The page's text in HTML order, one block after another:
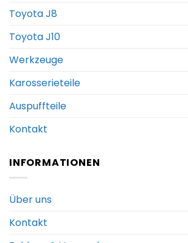
Toyota J8
Toyota J10
Werkzeuge
Karosserieteile
Auspuffteile
Kontakt
INFORMATIONEN
Über uns
Kontakt